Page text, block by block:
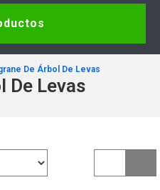
De Árbol De Levas
De Levas